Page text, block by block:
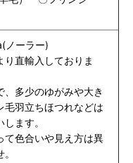
ノーラー)
直輸入しておりま
多少のゆがみや大き
毛羽立ちほつれなどは
ます。
て色合いや見え方は異